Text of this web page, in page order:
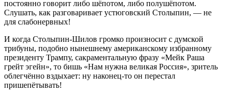
постоянно говорит либо шёпотом, либо полушёпотом.
Слушать, как разговаривает устюговский Столыпин, — не
для слабонервных!
И когда Столыпин-Шилов громко произносит с думской
трибуны, подобно нынешнему американскому избранному
президенту Трампу, сакраментальную фразу «Мейк Раша
грейт эгейн», то бишь «Нам нужна великая Россия», зритель
облегчённо вздыхает: ну наконец-то он перестал
пришепётывать!